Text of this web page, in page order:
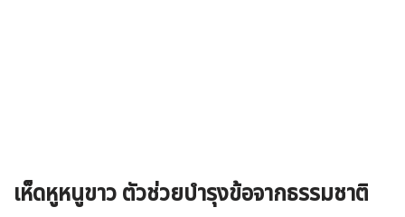
เห็ดหูหนูขาว ตัวช่วยบำรุงข้อจากธรรมชาติ